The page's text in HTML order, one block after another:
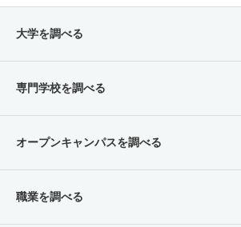
大学を調べる
専門学校を調べる
オープンキャンパスを調べる
職業を調べる